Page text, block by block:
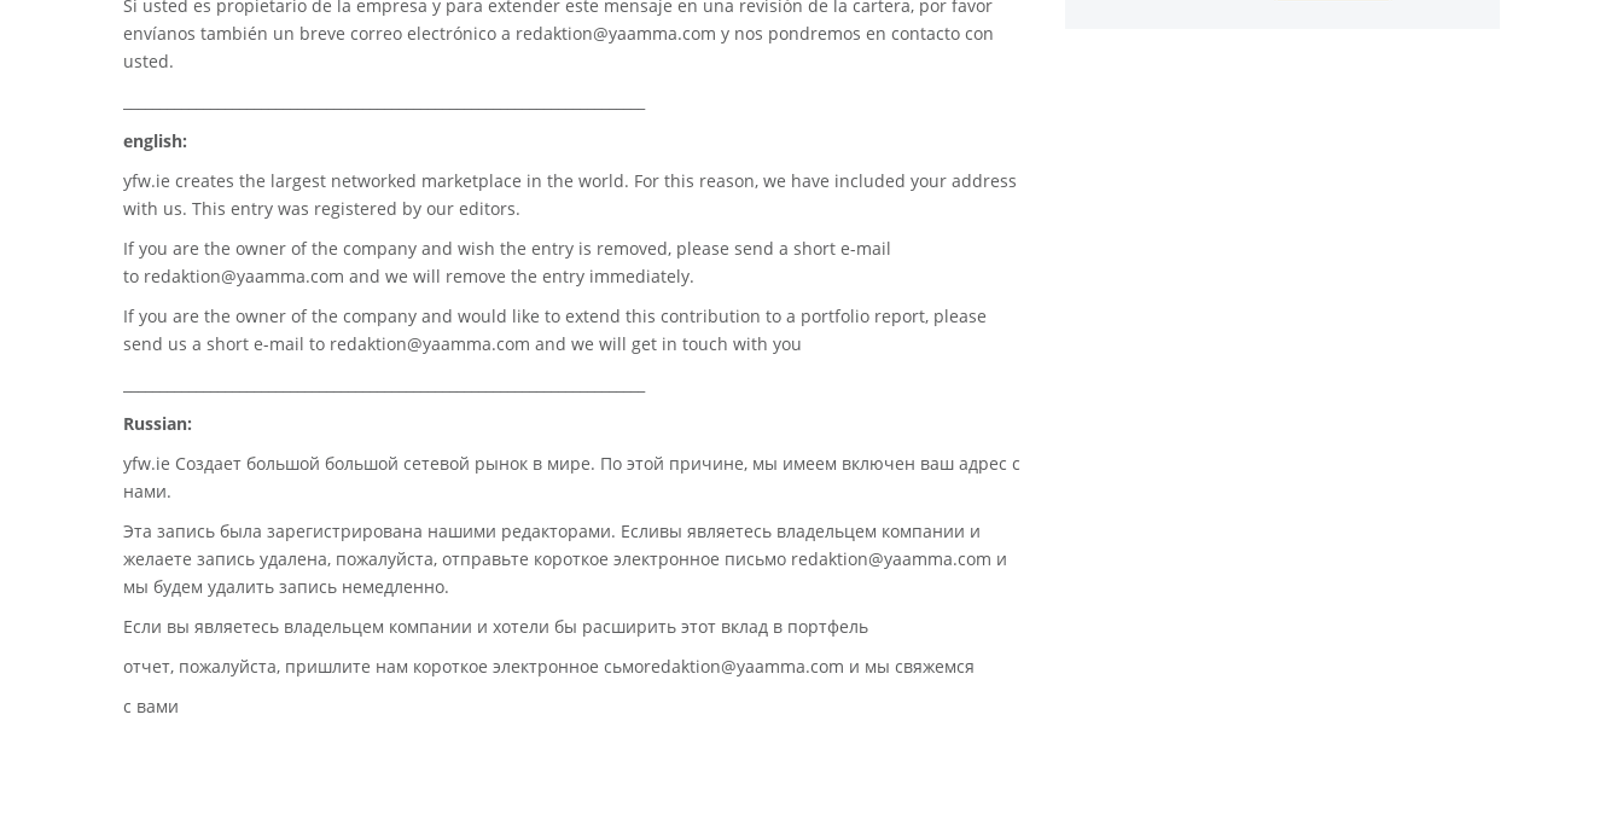
Si usted es propietario de la empresa y para extender este mensaje en una revisión de la cartera, por favor
envíanos también un breve correo electrónico a redaktion@yaamma.com y nos pondremos en contacto con
usted.
english:
yfw.ie creates the largest networked marketplace in the world. For this reason, we have included your address
with us. This entry was registered by our editors.
If you are the owner of the company and wish the entry is removed, please send a short e-mail
to redaktion@yaamma.com and we will remove the entry immediately.
If you are the owner of the company and would like to extend this contribution to a portfolio report, please
send us a short e-mail to redaktion@yaamma.com and we will get in touch with you
Russian:
yfw.ie Создает большой большой сетевой рынок в мире. По этой причине, мы имеем включен ваш адрес с
нами.
Эта запись была зарегистрирована нашими редакторами. Есливы являетесь владельцем компании и
желаете запись удалена, пожалуйста, отправьте короткое электронное письмо redaktion@yaamma.com и
мы будем удалить запись немедленно.
Если вы являетесь владельцем компании и хотели бы расширить этот вклад в портфель
отчет, пожалуйста, пришлите нам короткое электронное сьмоredaktion@yaamma.com и мы свяжемся
с вами